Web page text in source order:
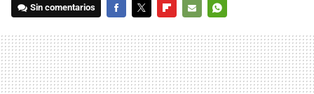
Sin comentarios
MAIL